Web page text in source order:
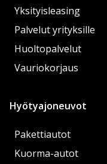
Yksityisleasing
Palvelut yrityksille
Huoltopalvelut
Vauriokorjaus
Hyötyajoneuvot
Pakettiautot
Kuorma-autot